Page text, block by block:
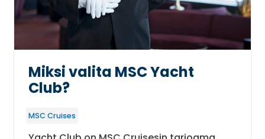
Miksi valita MSC Yacht
Club?
MSC Cruises